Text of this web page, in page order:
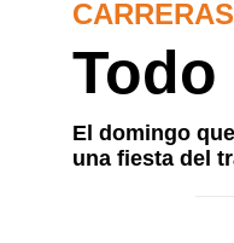
CARRERAS
El domingo
una fiesta del